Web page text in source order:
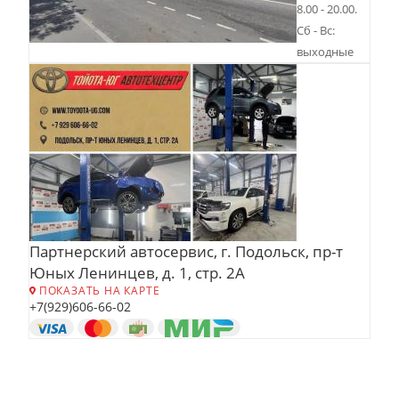
8.00 - 20.00.
Сб - Вс:
выходные
Партнерский автосервис, г. Подольск, пр-т
Юных Ленинцев, д. 1, стр. 2А
ПОКАЗАТЬ НА КАРТЕ
+7(929)606-66-02